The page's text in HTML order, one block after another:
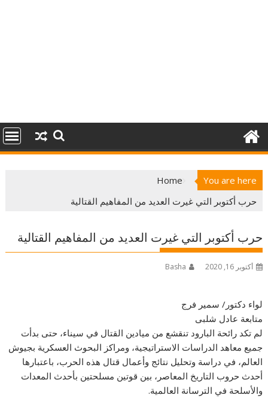
You are here
Home
حرب أكتوبر التي غيرت العديد من المفاهيم القتالية
حرب أكتوبر التي غيرت العديد من المفاهيم القتالية
أكتوبر 16, 2020 Basha
لواء دكتور/ سمير فرج
متابعة عادل شلبى
لم تكد رائحة البارود تنقشع من ميادين القتال في سيناء، حتى بدأت
جميع معاهد الدراسات الاستراتيجية، ومراكز البحوث العسكرية بجيوش
العالم، في دراسة وتحليل نتائج وأعمال قتال هذه الحرب، باعتبارها
أحدث حروب التاريخ المعاصر، بين قوتين مسلحتين بأحدث المعدات
والأسلحة في الترسانة العالمية.